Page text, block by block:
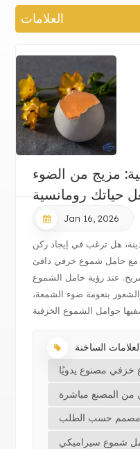
العلامات
مزيج من الضوء
حياتك رومانسية
Jan 16, 2026
هل ترغب في إيجاد ركن
مع حامل شموع خزفي دافئ
عند رؤية حامل الشموع
بنعومة ضوء الشمعة،
حوامل الشموع الخزفية
مصنوع يدويًا
المصنع مباشرة
مصمم حسب الطلب
شموع سيراميكي